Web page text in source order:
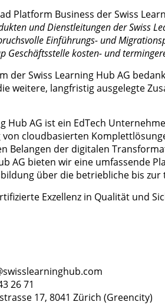
Platform Business der Swiss
und Dienstleitungen der Swiss
Einführungs- und
Geschäftsstelle kosten- und
der Swiss Learning Hub AG
weitere, langfristig ausgelegte
Hub AG ist ein EdTech
cloudbasierten
Belangen der digitalen
AG bieten wir eine umfassende
über die betriebliche bis
Exzellenz in Qualität und
26 71
17, 8041 Zürich (Greencity)